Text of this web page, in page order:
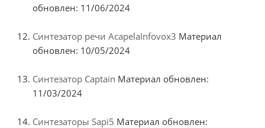
обновлен: 11/06/2024
Синтезатор речи AcapelaInfovox3 Материал
обновлен: 10/05/2024
Синтезатор Captain Материал обновлен:
11/03/2024
Синтезаторы Sapi5 Материал обновлен: